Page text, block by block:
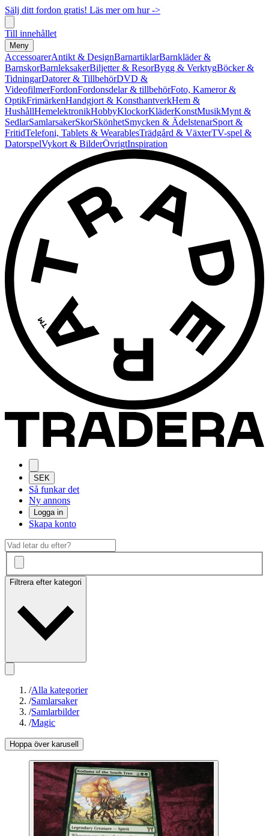
Sälj ditt fordon gratis! Läs mer om hur ->
Till innehållet
Meny
AccessoarerAntikt & DesignBarnartiklarBarnkläder &
BarnskorBarnleksakerBiljetter & ResorBygg & VerktygBöcker &
TidningarDatorer & TillbehörDVD &
VideofilmerFordonFordonsdelar & tillbehörFoto, Kameror &
OptikFrimärkenHandgjort & KonsthantverkHem &
HushållHemelektronikHobbyKlockorKläderKonstMusikMynt &
SedlarSamlarsakerSkorSkönhetSmycken & ÄdelstenarSport &
FritidTelefoni, Tablets & WearablesTrädgård & VäxterTV-spel &
DatorspelVykort & BilderÖvrigtInspiration
SEK
Så funkar det
Ny annons
Logga in
Skapa konto
Filtrera efter kategori
/Alla kategorier
/Samlarsaker
/Samlarbilder
/Magic
Hoppa över karusell